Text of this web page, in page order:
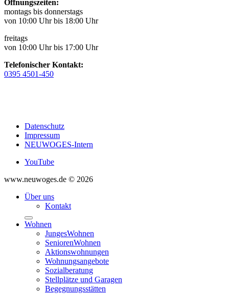
Öffnungszeiten:
montags bis donnerstags
von 10:00 Uhr bis 18:00 Uhr
freitags
von 10:00 Uhr bis 17:00 Uhr
Telefonischer Kontakt:
0395 4501-450
Datenschutz
Impressum
NEUWOGES-Intern
YouTube
www.neuwoges.de © 2026
Über uns
Kontakt
Wohnen
JungesWohnen
SeniorenWohnen
Aktionswohnungen
Wohnungsangebote
Sozialberatung
Stellplätze und Garagen
Begegnungsstätten